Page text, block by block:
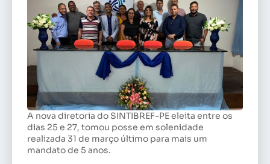
A nova diretoria do SINTIBREF-PE eleita entre os
dias 25 e 27, tomou posse em solenidade
realizada 31 de março último para mais um
mandato de 5 anos.